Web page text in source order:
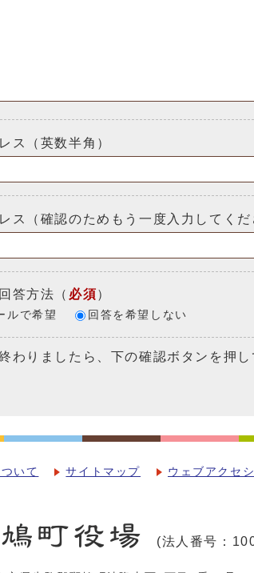
ス（英数半角）
ス（確認のためもう一度入力してくだ
答方法 （ 必須）
ルで希望 回答を希望しない
わりましたら、下の確認ボタンを押し
いて サイトマップ ウェブアクセ
(法人番号：